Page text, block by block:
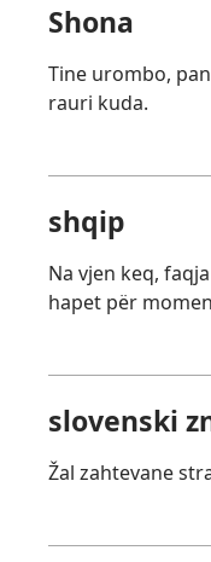
Shona
Tine urombo,
rauri kuda.
shqip
Na vjen keq,
hapet për
slovenski
Žal zahtevane